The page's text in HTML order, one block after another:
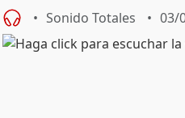
Sonido Totales 03/